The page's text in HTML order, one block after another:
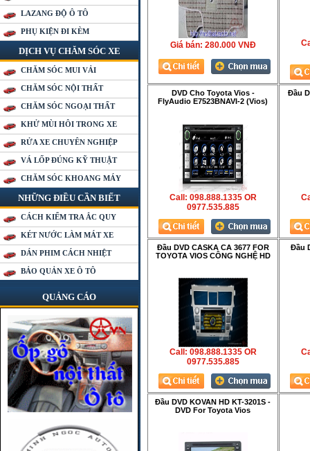
LAZANG ĐỘ Ô TÔ
PHỤ KIỆN ĐI KÈM
DỊCH VỤ CHĂM SÓC XE
CHĂM SÓC MUI VẢI
CHĂM SÓC NỘI THẤT
CHĂM SÓC NGOẠI THẤT
KHỬ MÙI HÔI TRONG XE
RỬA XE CHUYÊN NGHIỆP
VÁ LỐP ĐÚNG KỸ THUẬT
CHĂM SÓC KHOANG MÁY
NHỮNG ĐIỀU CẦN BIẾT
CÁCH KIỂM TRA ẮC QUY
KÉT NƯỚC LÀM MÁT XE
DÁN PHIM CÁCH NHIỆT
BẢO QUẢN XE Ô TÔ
QUẢNG CÁO
Giá bán: 280.000 VNÐ
DVD Cho Toyota Vios -
FlyAudio E7523BNAVI-2 (Vios)
Call: 098.888.1335 OR
0977.535.885
Đầu
Đầu DVD CASKA CA 3677 FOR
TOYOTA VIOS CÔNG NGHỆ HD
Call: 098.888.1335 OR
0977.535.885
Đầu
Đầu DVD KOVAN HD KT-3201S -
DVD For Toyota Vios